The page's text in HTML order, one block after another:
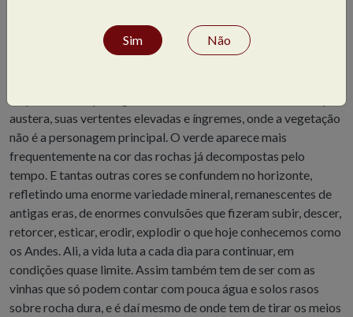
Provar uma vertical do vinho chileno Don Melchor foi como
austera, suas vertentes elevadas e íngremes, onde a vegetação
não é a personagem principal. O verde aparece mais
frequentemente na cor das rochas já decompostas pelo
tempo. E tantas outras cores se confundem no horizonte,
refletindo uma enorme variedade mineral, remanescentes de
antigas eras, de enormes convulsões que fizeram subir, descer,
retorcer, esticar, erodir, explodir o que hoje conhecemos como
os Andes. Ali, a vida luta a cada dia para continuar, em
condições quase limite. Assim também tem de ser com as
vinhas que só podem contar com pouca água e solos rasos
sobre rocha dura, e é daí mesmo de onde tem de tirar os meios
Sim Não